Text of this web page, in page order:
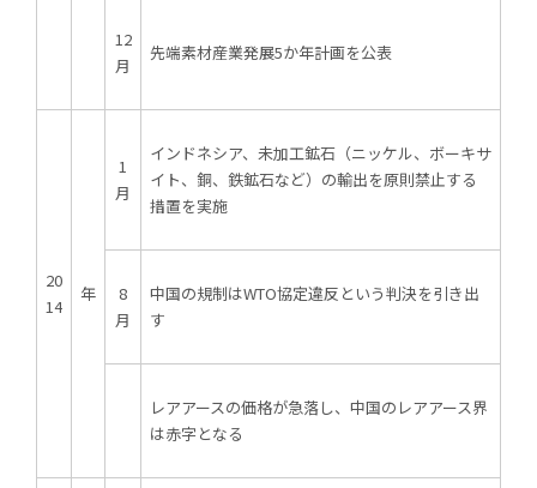
12
月
先端素材産業発展5か年計画を公表
20
14
年
1
月
インドネシア、未加工鉱石（ニッケル、ボーキサ
イト、銅、鉄鉱石など）の輸出を原則禁止する
措置を実施
8
月
中国の規制はWTO協定違反という判決を引き出
す
レアアースの価格が急落し、中国のレアアース界
は赤字となる